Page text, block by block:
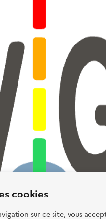
cookies
sur ce site, vous